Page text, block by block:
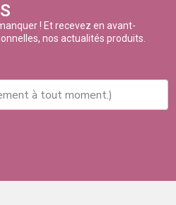
! Et recevez en avant-
nos actualités produits.